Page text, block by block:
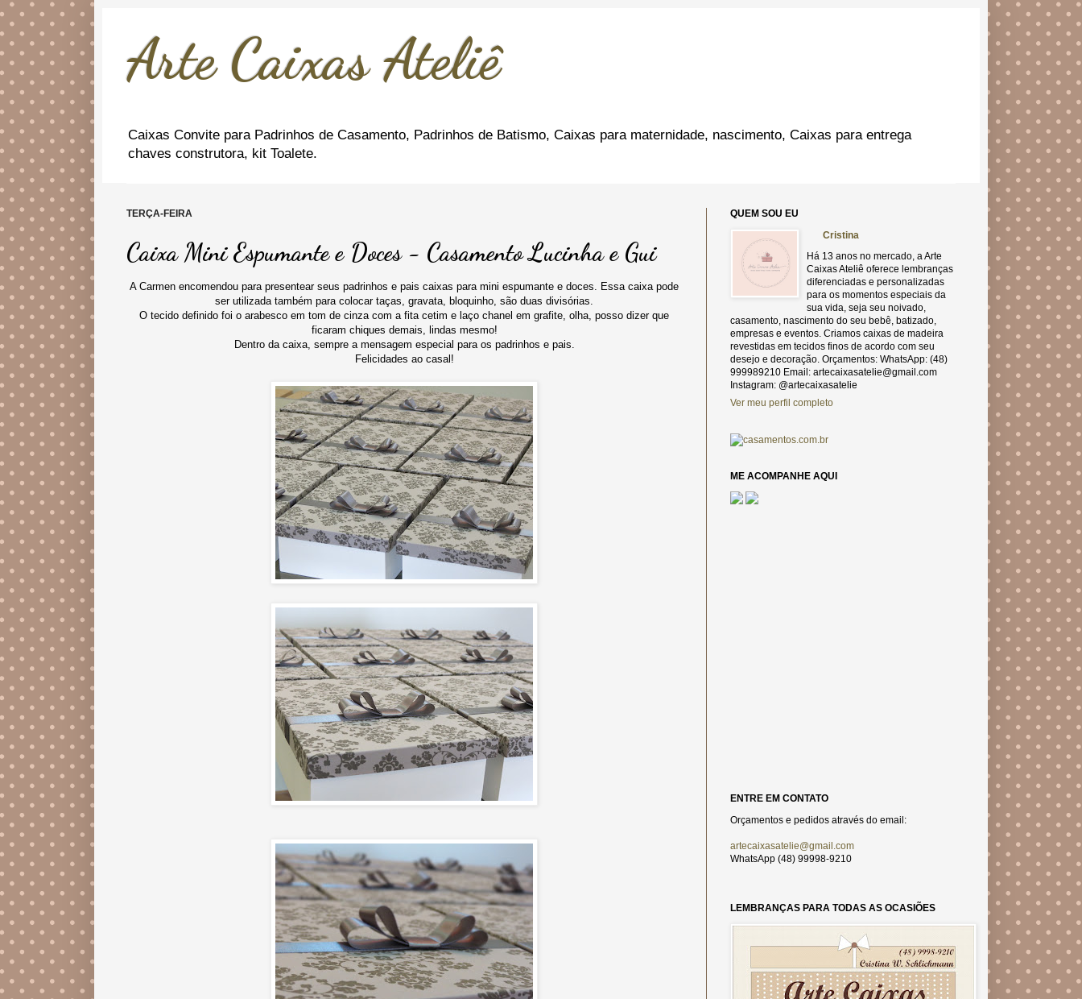
Arte Caixas Ateliê
Caixas Convite para Padrinhos de Casamento, Padrinhos de Batismo, Caixas para maternidade, nascimento, Caixas para entrega
chaves construtora, kit Toalete.
TERÇA-FEIRA
Caixa Mini Espumante e Doces - Casamento Lucinha e Gui
A Carmen encomendou para presentear seus padrinhos e pais caixas para mini espumante e doces. Essa caixa pode
ser utilizada também para colocar taças, gravata, bloquinho, são duas divisórias.
O tecido definido foi o arabesco em tom de cinza com a fita cetim e laço chanel em grafite, olha, posso dizer que
ficaram chiques demais, lindas mesmo!
Dentro da caixa, sempre a mensagem especial para os padrinhos e pais.
Felicidades ao casal!
QUEM SOU EU
Cristina
Há 13 anos no mercado, a Arte
Caixas Ateliê oferece lembranças
diferenciadas e personalizadas
para os momentos especiais da
sua vida, seja seu noivado,
casamento, nascimento do seu bebê, batizado,
empresas e eventos. Criamos caixas de madeira
revestidas em tecidos finos de acordo com seu
desejo e decoração. Orçamentos: WhatsApp: (48)
999989210 Email: artecaixasatelie@gmail.com
Instagram: @artecaixasatelie
Ver meu perfil completo
ME ACOMPANHE AQUI
ENTRE EM CONTATO
Orçamentos e pedidos através do email:
artecaixasatelie@gmail.com
WhatsApp (48) 99998-9210
LEMBRANÇAS PARA TODAS AS OCASIÕES